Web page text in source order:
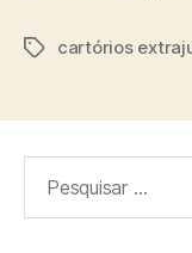
Etiquetas
cartórios
por: